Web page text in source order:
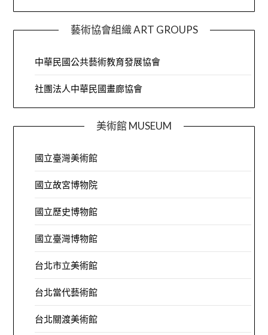
藝術協會組織 ART GROUPS
中華民國公共藝術教育發展協會
社團法人中華民國畫廊協會
美術館 MUSEUM
國立臺灣美術館
國立故宮博物院
國立歷史博物館
國立臺灣博物館
台北市立美術館
台北當代藝術館
台北關渡美術館